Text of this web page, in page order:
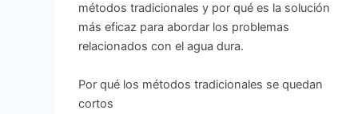
métodos tradicionales y por qué es la solución
más eficaz para abordar los problemas
relacionados con el agua dura.
Por qué los métodos tradicionales se quedan
cortos